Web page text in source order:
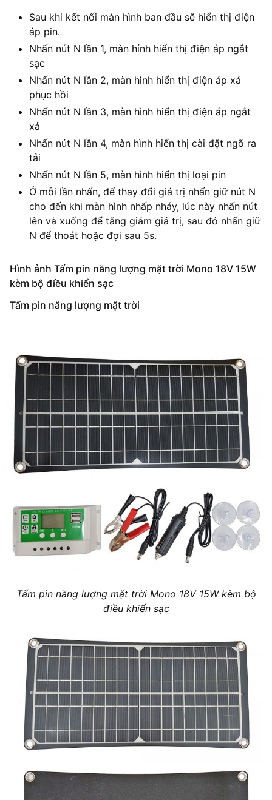
Sau khi kết nối màn hình ban đầu sẽ hiển thị điện
áp pin.
Nhấn nút N lần 1, màn hỉnh hiển thị điện áp ngắt
sạc
Nhấn nút N lần 2, màn hình hiển thị điện áp xả
phục hồi
Nhấn nút N lần 3, màn hình hiển thị điện áp ngắt
xả
Nhấn nút N lần 4, màn hình hiển thị cài đặt ngõ ra
tải
Nhấn nút N lần 5, màn hình hiển thị loại pin
Ở mỗi lần nhấn, để thay đổi giá trị nhấn giữ nút N
cho đến khi màn hình nhấp nháy, lúc này nhấn nút
lên và xuống để tăng giảm giá trị, sau đó nhấn giữ
N để thoát hoặc đợi sau 5s.
Hình ảnh Tấm pin năng lượng mặt trời Mono 18V 15W
kèm bộ điều khiển sạc
Tấm pin năng lượng mặt trời
Tấm pin năng lượng mặt trời Mono 18V 15W kèm bộ
điều khiển sạc